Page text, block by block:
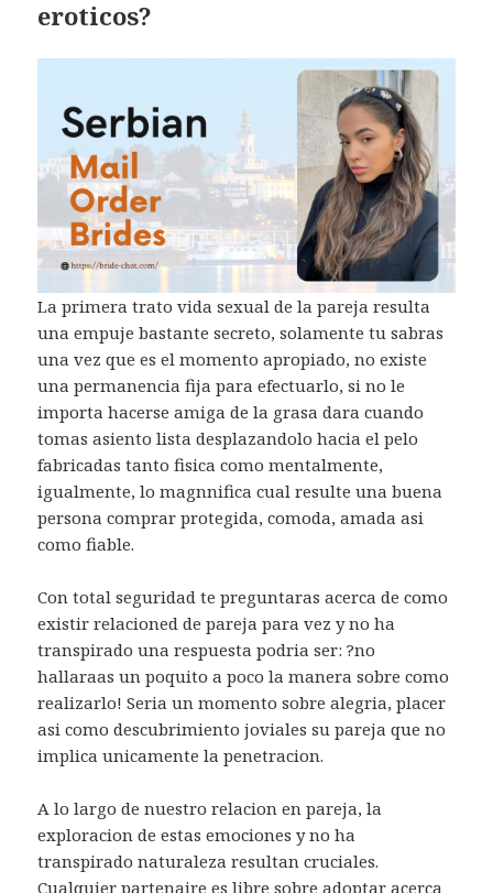
eroticos?
La primera trato vida sexual de la pareja resulta
una empuje bastante secreto, solamente tu sabras
una vez que es el momento apropiado, no existe
una permanencia fija para efectuarlo, si no le
importa hacerse amiga de la grasa dara cuando
tomas asiento lista desplazandolo hacia el pelo
fabricadas tanto fisica como mentalmente,
igualmente, lo magnnifica cual resulte una buena
persona comprar protegida, comoda, amada asi
como fiable.
Con total seguridad te preguntaras acerca de como
existir relacioned de pareja para vez y no ha
transpirado una respuesta podria ser: ?no
hallaraas un poquito a poco la manera sobre como
realizarlo! Seria un momento sobre alegria, placer
asi como descubrimiento joviales su pareja que no
implica unicamente la penetracion.
A lo largo de nuestro relacion en pareja, la
exploracion de estas emociones y no ha
transpirado naturaleza resultan cruciales.
Cualquier partenaire es libre sobre adoptar acerca